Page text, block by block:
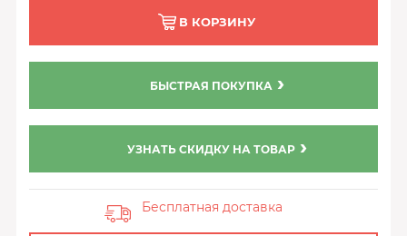
В КОРЗИНУ
БЫСТРАЯ ПОКУПКА
УЗНАТЬ СКИДКУ НА ТОВАР
Бесплатная доставка